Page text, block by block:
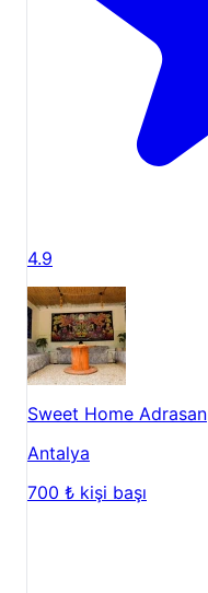
4.9
Sweet Home Adrasan
Antalya
700 ₺ kişi başı